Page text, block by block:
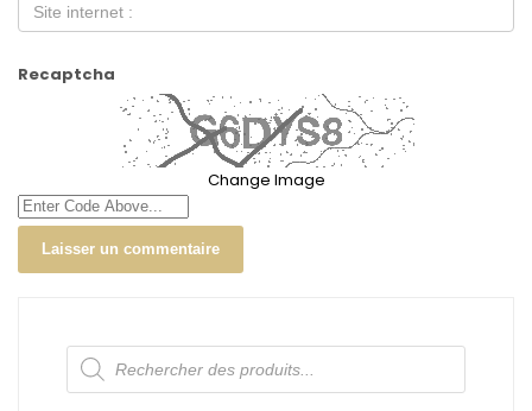
Recaptcha
Change Image
Recherche
de
produits